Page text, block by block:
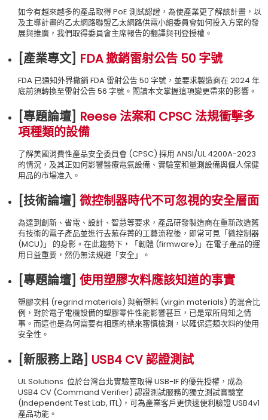
如今有越來越多的產品取得 PoE 測試認證，為使產業更了解該計畫，以
及主導計畫的乙太網路聯盟乙太網路供電小組委員會如何投入方案的發
展與推廣，我們取得委員會主席報告的翻譯與刊登授權。
[產業專文] FDA 撤銷雷射公告 50 字號
FDA 已通知外界撤銷 FDA 雷射公告 50 字號，並要求製造商在 2024 年
底前須轉換至雷射公告 56 字號。閱讀本文掌握這項變更帶來的影響。
[專題論壇] Reese 法案和 CPSC 法規衝擊多
項種類的設備
了解美國消費性產品安全委員會 (CPSC) 採用 ANSI/UL 4200A-2023
的情況，及其正如何影響醫療電氣設備、實驗室和量測設備與個人保健
用品的市場准入。
[技術論壇] 微控制器時代不可忽視的安全層面
為達到創新、省電、設計、智慧等要求，產品研發製造商在重新改造舊
有技術的電子產品並進行去蕪存菁的工藝流程後，即常可見「微控制器
(MCU)」 的身影。在此趨勢下，「韌體 (firmware)」在電子產品的運
用日益重要，然仍無法規避「安全」。
[專題論壇] 使用塑膠次料應該知道的事實
塑膠次料 (regrind materials) 與新塑料 (virgin materials) 的混合比
例，對於電子電機設備的塑膠零件性能影響甚巨，已是眾所周知之情
事。而這也是為何需要有相應的標來審慎檢測，以確保這類次料的使用
安全性。
[新服務上路] USB4 CV 認證測試
UL Solutions 位於台灣台北實驗室取得 USB-IF 的優先授權，成為
USB4 CV (Command Verifier) 認證測試服務的獨立測試實驗室
(Independent Test Lab, ITL)，可為產業客戶更快速便利驗證 USB4v1
產品功能。